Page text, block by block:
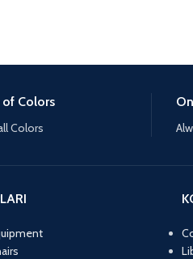
Colors
Colors